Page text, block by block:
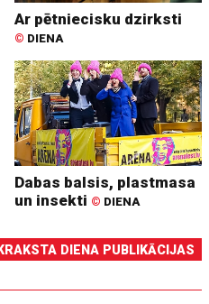
Ar pētniecisku dzirksti
© DIENA
Dabas balsis, plastmasa
un insekti © DIENA
DIENA PUBLIKĀCIJAS